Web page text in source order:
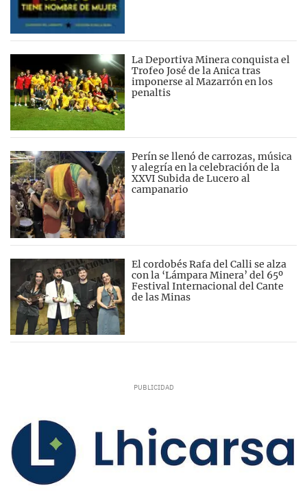
La Deportiva Minera conquista el
Trofeo José de la Anica tras
imponerse al Mazarrón en los
penaltis
Perín se llenó de carrozas, música
y alegría en la celebración de la
XXVI Subida de Lucero al
campanario
El cordobés Rafa del Calli se alza
con la ‘Lámpara Minera’ del 65º
Festival Internacional del Cante
de las Minas